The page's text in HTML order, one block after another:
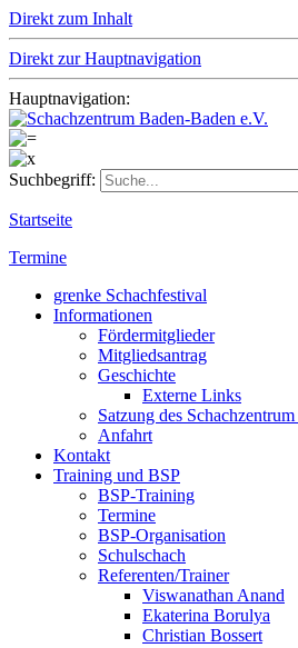
Direkt zum Inhalt
Direkt zur Hauptnavigation
Hauptnavigation:
Suchbegriff:
Startseite
Termine
grenke Schachfestival
Informationen
Fördermitglieder
Mitgliedsantrag
Geschichte
Externe Links
Satzung des
Anfahrt
Kontakt
Training und BSP
BSP-Training
Termine
BSP-Organisation
Schulschach
Referenten/Trainer
Viswanathan Anand
Ekaterina Borulya
Christian Bossert